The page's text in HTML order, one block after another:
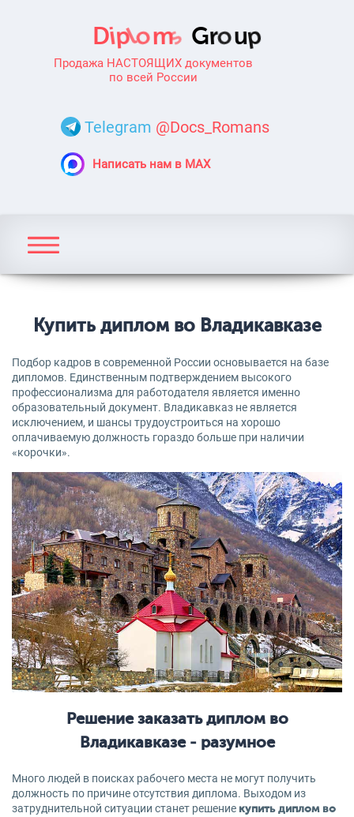
Продажа НАСТОЯЩИХ документов
по всей России
Telegram @Docs_Romans
Написать нам в MAX
Купить диплом во Владикавказе
Подбор кадров в современной России основывается на базе
дипломов. Единственным подтверждением высокого
профессионализма для работодателя является именно
образовательный документ. Владикавказ не является
исключением, и шансы трудоустроиться на хорошо
оплачиваемую должность гораздо больше при наличии
«корочки».
Решение заказать диплом во
Владикавказе - разумное
Много людей в поисках рабочего места не могут получить
должность по причине отсутствия диплома. Выходом из
затруднительной ситуации станет решение купить диплом во